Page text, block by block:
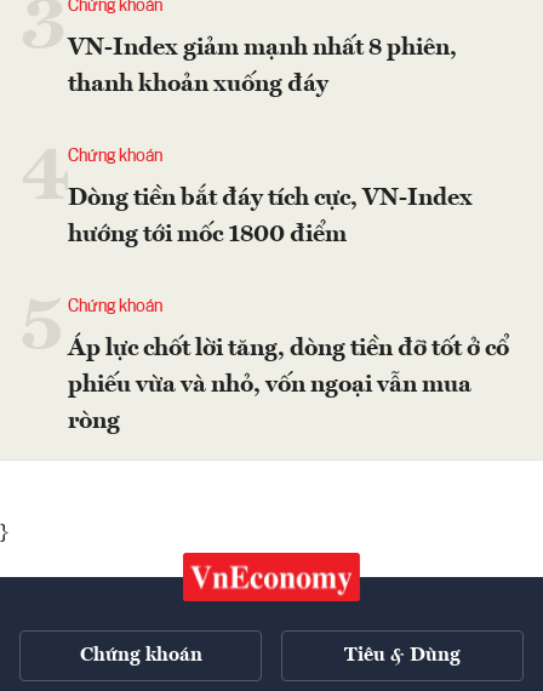
Chứng khoán
VN-Index giảm mạnh nhất 8 phiên,
thanh khoản xuống đáy
4Chứng khoán
Dòng tiền bắt đáy tích cực, VN-Index
hướng tới mốc 1800 điểm
Chứng khoán
Áp lực chốt lời tăng, dòng tiền đỡ tốt ở cổ
phiếu vừa và nhỏ, vốn ngoại vẫn mua
ròng
}
Chứng khoán Tiêu & Dùng